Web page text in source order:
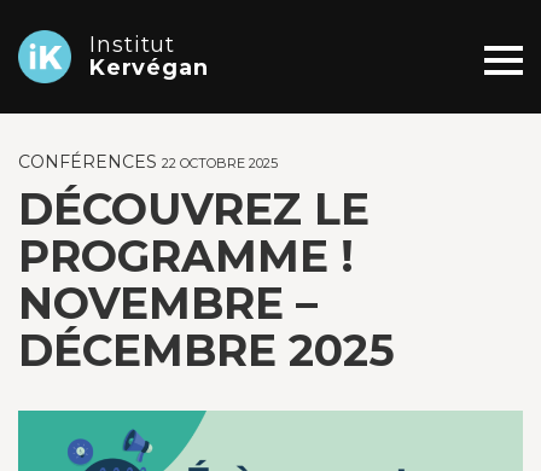
Institut
Kervégan
CONFÉRENCES 22 OCTOBRE 2025
DÉCOUVREZ LE
PROGRAMME !
NOVEMBRE –
DÉCEMBRE 2025